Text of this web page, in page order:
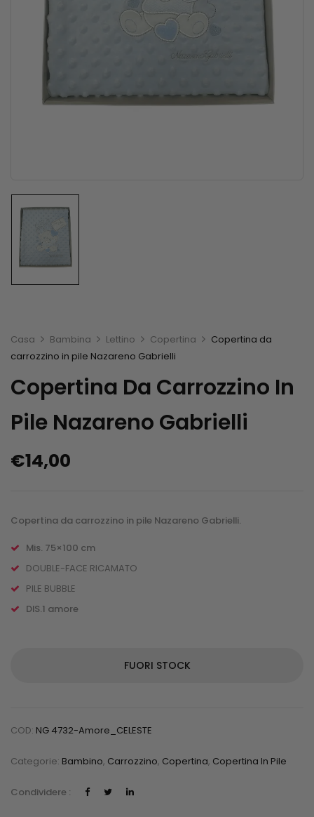
Casa Bambina Lettino Copertina
Copertina da
carrozzino in pile Nazareno Gabrielli
Copertina Da Carrozzino In
Pile Nazareno Gabrielli
€14,00
Copertina da carrozzino in pile Nazareno Gabrielli.
Mis. 75×100 cm
DOUBLE-FACE RICAMATO
PILE BUBBLE
DIS.1 amore
FUORI STOCK
COD: NG 4732-Amore_CELESTE
Categorie: Bambino, Carrozzino, Copertina, Copertina In Pile
Condividere :